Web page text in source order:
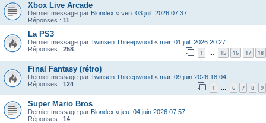
Xbox Live Arcade
Dernier message par Blondex « ven. 03 juil. 2026 07:37
Réponses : 11
La PS3
Dernier message par Twinsen Threepwood « mer. 01 juil. 2026 20:27
Réponses : 258 1 … 15 16 17 18
Final Fantasy (rétro)
Dernier message par Twinsen Threepwood « mar. 09 juin 2026 18:04
Réponses : 124 1 … 6 7 8 9
Super Mario Bros
Dernier message par Blondex « jeu. 04 juin 2026 07:57
Réponses : 14